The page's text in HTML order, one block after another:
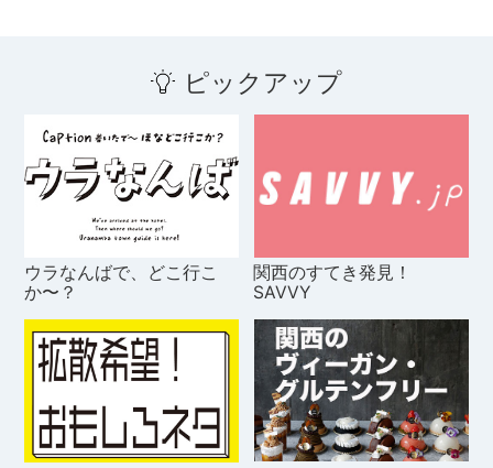
ピックアップ
ウラなんばで、どこ行こ
か〜？
関西のすてき発見！
SAVVY